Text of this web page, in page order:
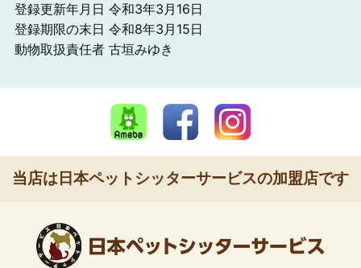
登録更新年月日 令和3年3月16日
登録期限の末日 令和8年3月15日
動物取扱責任者 古垣みゆき
当店は日本ペットシッターサービスの加盟店です